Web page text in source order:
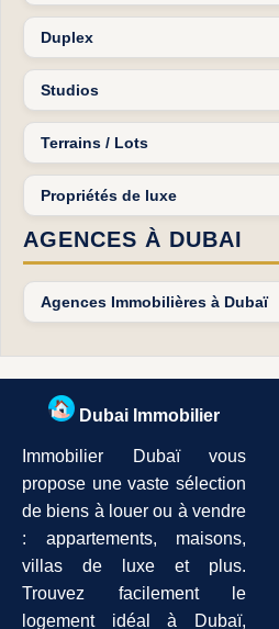
Duplex
Studios
Terrains / Lots
Propriétés de luxe
AGENCES À DUBAI
Agences Immobilières à Dubaï
Dubai Immobilier
Immobilier Dubaï vous
propose une vaste sélection
de biens à louer ou à vendre
: appartements, maisons,
villas de luxe et plus.
Trouvez facilement le
logement idéal à Dubaï,